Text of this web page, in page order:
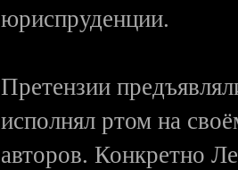
юриспруденции.
Претензии
исполнял ртом на
авторов. Конкретно